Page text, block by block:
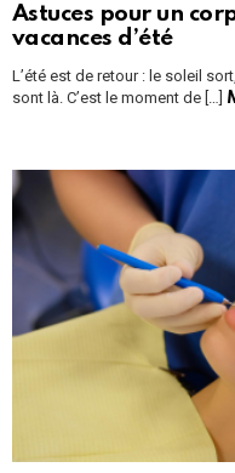
Astuces pour un
vacances d’été
L’été est de retour : le soleil
sont là. C’est le moment de […]